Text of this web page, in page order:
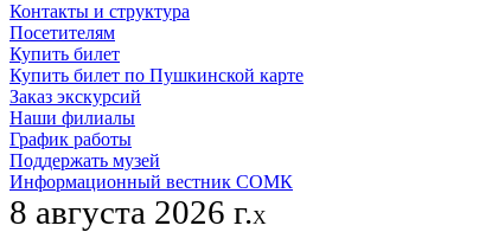
Контакты и структура
Посетителям
Купить билет
Купить билет по Пушкинской карте
Заказ экскурсий
Наши филиалы
График работы
Поддержать музей
Информационный вестник СОМК
8 августа 2026 г.X